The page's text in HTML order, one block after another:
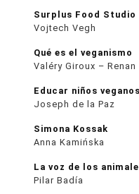
Surplus Food Studio
Vojtech Vegh
Qué es el veganismo
Valéry Giroux – Renan
Educar niños
Joseph de la Paz
Simona Kossak
Anna Kamińska
La voz de los
Pilar Badía